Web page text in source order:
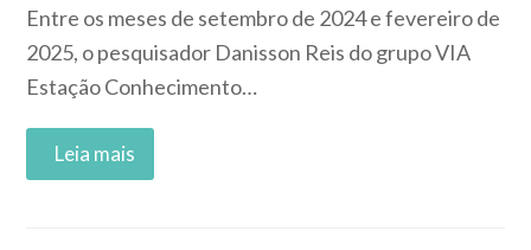
Entre os meses de setembro de 2024 e fevereiro de
2025, o pesquisador Danisson Reis do grupo VIA
Estação Conhecimento…